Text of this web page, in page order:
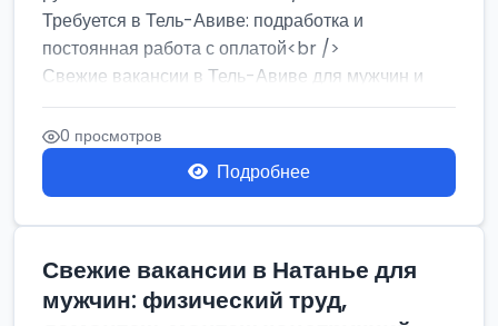
Требуется в Тель-Авиве: подработка и
постоянная работа с оплатой<br />
Свежие вакансии в Тель-Авиве для мужчин и
женщин от хозя...
0 просмотров
Подробнее
Свежие вакансии в Натанье для
мужчин: физический труд,